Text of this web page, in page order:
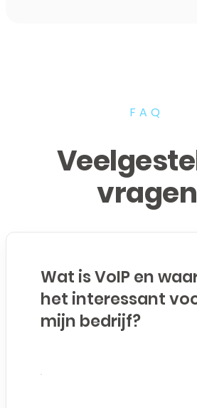
FAQ
vragen
Wat is VoIP en
het interessant
mijn bedrijf?